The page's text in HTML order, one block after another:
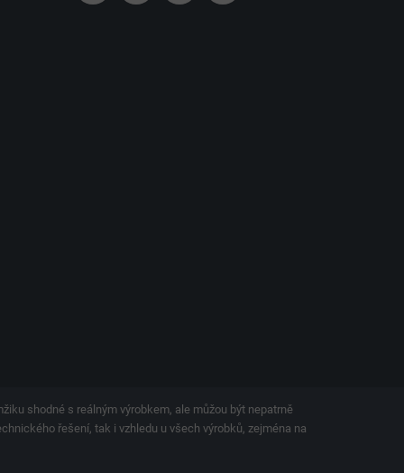
shodné s reálným výrobkem, ale můžou být nepatrně
řešení, tak i vzhledu u všech výrobků, zejména na